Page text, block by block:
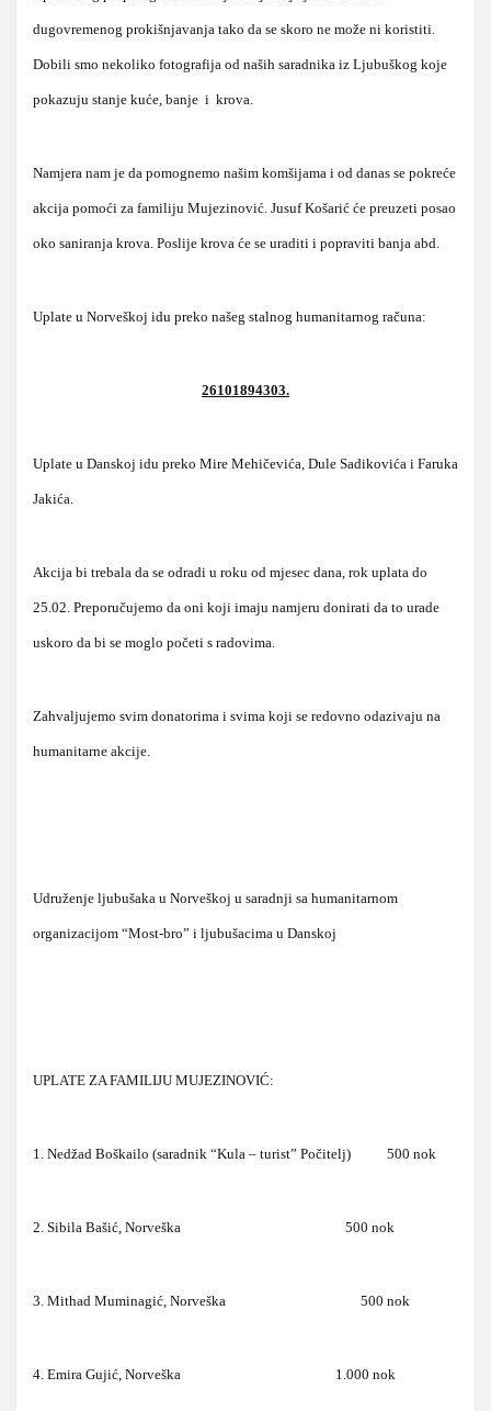
dugovremenog prokišnjavanja tako da se skoro ne može ni koristiti.
Dobili smo nekoliko fotografija od naših saradnika iz Ljubuškog koje
pokazuju stanje kuće, banje i krova.
Namjera nam je da pomognemo našim komšijama i od danas se pokreće
akcija pomoći za familiju Mujezinović. Jusuf Košarić će preuzeti posao
oko saniranja krova. Poslije krova će se uraditi i popraviti banja abd.
Uplate u Norveškoj idu preko našeg stalnog humanitarnog računa:
26101894303.
Uplate u Danskoj idu preko Mire Mehičevića, Dule Sadikovića i Faruka
Jakića.
Akcija bi trebala da se odradi u roku od mjesec dana, rok uplata do
25.02. Preporučujemo da oni koji imaju namjeru donirati da to urade
uskoro da bi se moglo početi s radovima.
Zahvaljujemo svim donatorima i svima koji se redovno odazivaju na
humanitarne akcije.
Udruženje ljubušaka u Norveškoj u saradnji sa humanitarnom
organizacijom “Most-bro” i ljubušacima u Danskoj
UPLATE ZA FAMILIJU MUJEZINOVIĆ:
1. Nedžad Boškailo (saradnik “Kula – turist” Počitelj) 500 nok
2. Sibila Bašić, Norveška 500 nok
3. Mithad Muminagić, Norveška 500 nok
4. Emira Gujić, Norveška 1.000 nok